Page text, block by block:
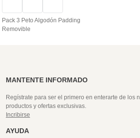
Pack 3 Peto Algodón Padding
Removible
MANTENTE INFORMADO
Regístrate para ser el primero en enterarte de los
productos y ofertas exclusivas.
Incribirse
AYUDA